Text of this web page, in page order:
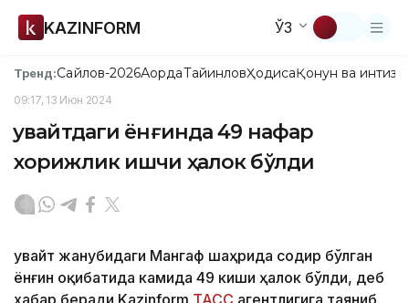
KAZINFORM ЎЗ
Тренд:Сайлов-2026АқордаТайинловҲодисаҚонун ва
09:17, 13 Июн 2024
Қувайтдаги ёнғинда 49 нафар
хорижлик ишчи ҳалок бўлди
Қувайт жанубидаги Мангаф шаҳрида содир бўлган
ёнғин оқибатида камида 49 киши ҳалок бўлди, деб
хабар беради Kazinform ТАСС агентлигига таяниб.